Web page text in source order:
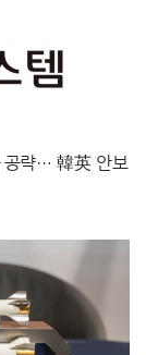
공략…韓英 안보